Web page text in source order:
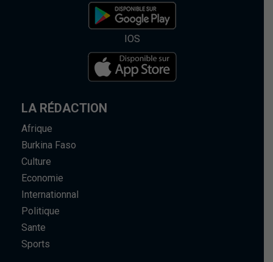
IOS
LA RÉDACTION
Afrique
Burkina Faso
Culture
Economie
Internationnal
Politique
Sante
Sports